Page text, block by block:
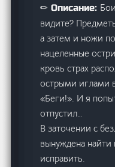
✏ Описание:
видите?
а затем и ножи
нацеленные
кровь страх
острыми иглами
«Беги!». И я
отпустил…
В заточении с
вынуждена найти
исправить.